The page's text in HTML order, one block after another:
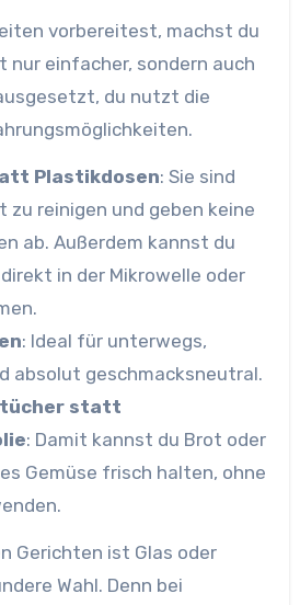
vorbereitest, machst du
nur einfacher, sondern auch
du nutzt die
Plastikdosen: Sie sind
zu reinigen und geben keine
ab. Außerdem kannst du
direkt in der Mikrowelle oder
: Ideal für unterwegs,
absolut geschmacksneutral.
statt
: Damit kannst du Brot oder
Gemüse frisch halten, ohne
Gerichten ist Glas oder
Wahl. Denn bei